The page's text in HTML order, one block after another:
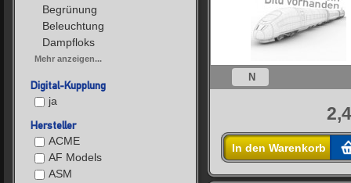
Begrünung
Beleuchtung
Dampfloks
Mehr anzeigen...
Digital-Kupplung
ja
ACME
AF Models
ASM
N
In den Warenkorb